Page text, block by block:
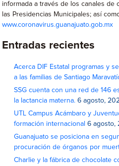
informada a través de los canales de
las Presidencias Municipales; así
www.coronavirus.guanajuato.gob.mx
Entradas recientes
Acerca DIF Estatal programas y
a las familias de Santiago
SSG cuenta con una red de 146
la lactancia materna. 6 agosto,
UTL Campus Acámbaro y
formación internacional 6 agosto,
Guanajuato se posiciona en
procuración de órganos por
Charlie y la fábrica de chocolate